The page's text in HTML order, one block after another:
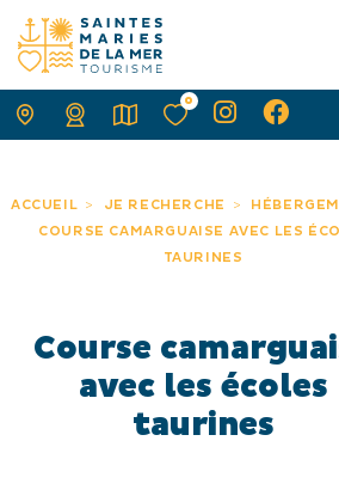
ACCUEIL JE RECHERCHE
COURSE CAMARGUAISE AVEC LES
TAURINES
Course
avec les écoles
taurines
0